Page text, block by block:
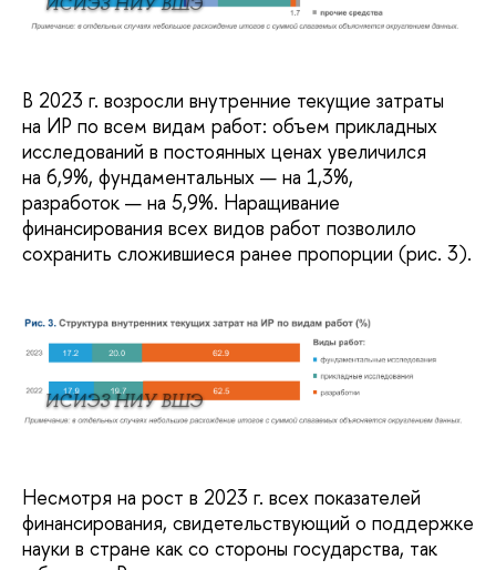
В 2023 г. возросли внутренние текущие затраты
на ИР по всем видам работ: объем прикладных
исследований в постоянных ценах увеличился
на 6,9%, фундаментальных — на 1,3%,
разработок — на 5,9%. Наращивание
финансирования всех видов работ позволило
сохранить сложившиеся ранее пропорции (рис. 3).
ИСИЭЗ НИУ ВШЭ
Несмотря на рост в 2023 г. всех показателей
финансирования, свидетельствующий о поддержке
науки в стране как со стороны государства, так